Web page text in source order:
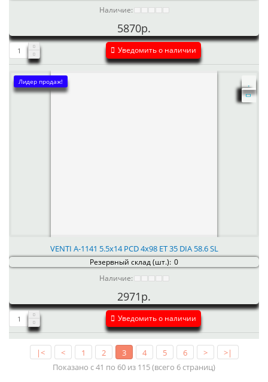
Наличие:
5870р.
Уведомить о наличии
Лидер продаж!
VENTI А-1141 5.5x14 PCD 4x98 ET 35 DIA 58.6 SL
Резервный склад (шт.): 0
Наличие:
2971р.
Уведомить о наличии
|< < 1 2 3 4 5 6 >
>|
Показано с 41 по 60 из 115 (всего 6 страниц)